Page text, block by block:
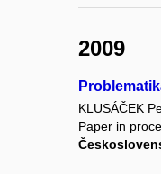
2009
KLUSÁČEK
Paper in